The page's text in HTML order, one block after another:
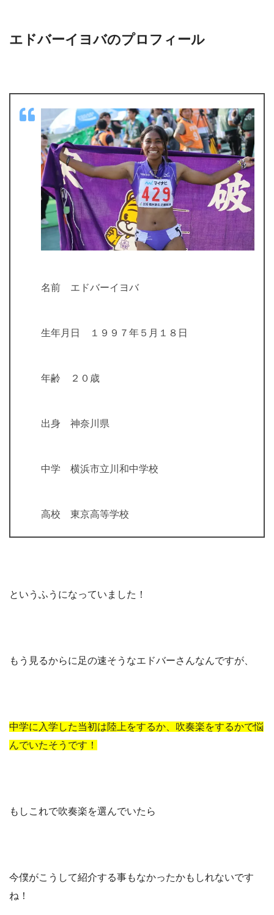
エドバーイヨバのプロフィール
名前 エドバーイヨバ
生年月日 １９９７年５月１８日
年齢 ２０歳
出身 神奈川県
中学 横浜市立川和中学校
高校 東京高等学校
というふうになっていました！
もう見るからに足の速そうなエドバーさんなんですが、
中学に入学した当初は陸上をするか、吹奏楽をするかで悩
んでいたそうです！
もしこれで吹奏楽を選んでいたら
今僕がこうして紹介する事もなかったかもしれないです
ね！